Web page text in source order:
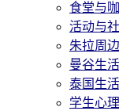
食堂与
活动与
朱拉周
曼谷生活
泰国生
学生心